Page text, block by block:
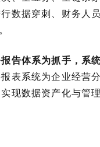
数据穿刺、财务人
告体系为抓手，系
表系统为企业经营
现数据资产化与管